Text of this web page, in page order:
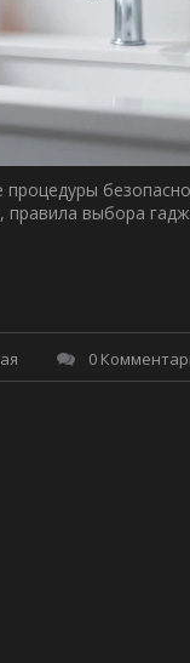
процедуры
правила выбора
0